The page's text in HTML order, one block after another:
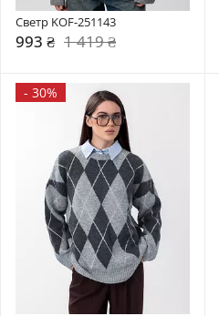
Светр KOF-251143
993 ₴ 1 419 ₴
- 30%